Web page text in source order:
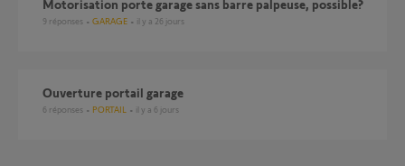
Motorisation porte garage sans barre palpeuse, possible?
9 réponses GARAGE il y a 26 jours
Ouverture portail garage
6 réponses PORTAIL il y a 6 jours